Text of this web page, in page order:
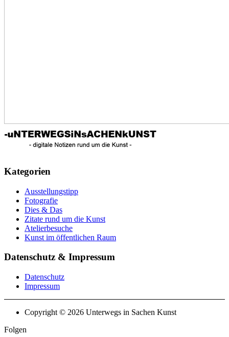
Kategorien
Ausstellungstipp
Fotografie
Dies & Das
Zitate rund um die Kunst
Atelierbesuche
Kunst im öffentlichen Raum
Datenschutz & Impressum
Datenschutz
Impressum
Copyright © 2026 Unterwegs in Sachen Kunst
Folgen